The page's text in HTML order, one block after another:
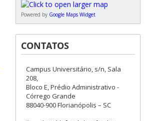
Powered by Google Maps Widget
CONTATOS
Campus Universitário, s/n, Sala
208,
Bloco E, Prédio Administrativo -
Córrego Grande
88040-900 Florianópolis – SC